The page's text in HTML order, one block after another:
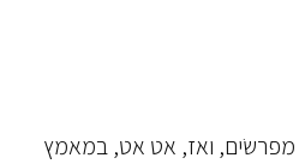
מפרשֹים, ואז, אט אט, במאמץ